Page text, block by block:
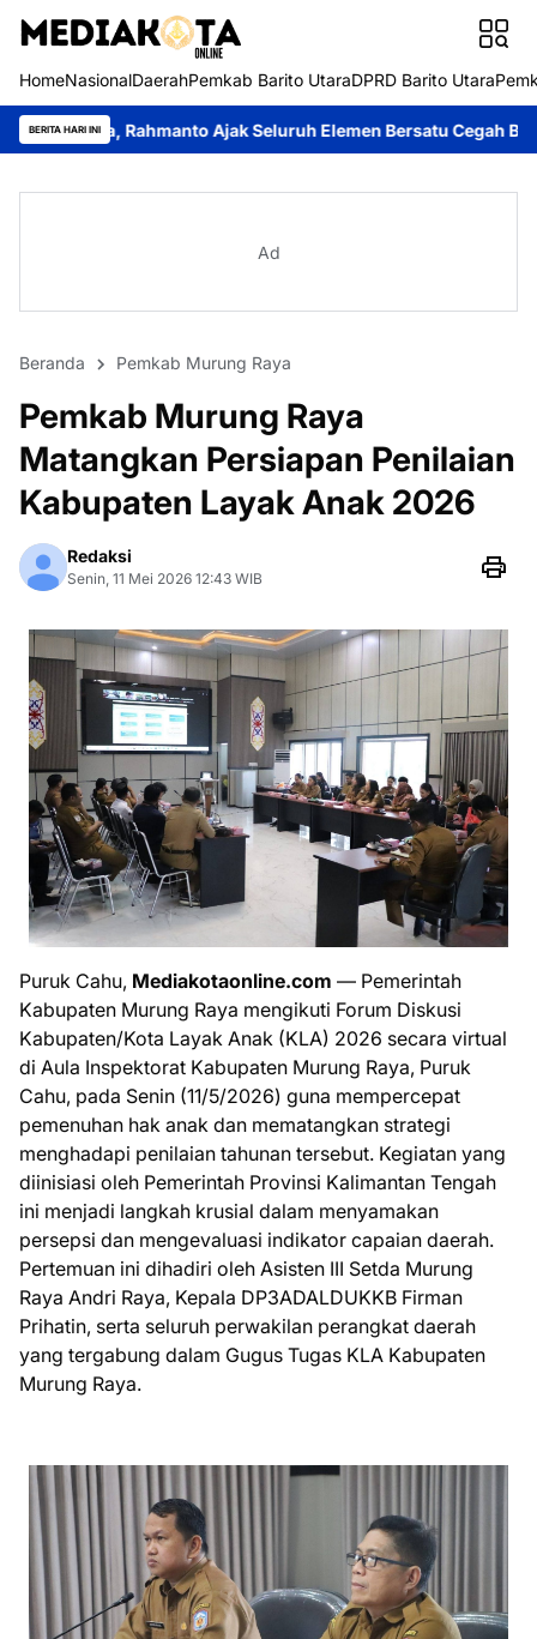
HomeNasionalDaerahPemkab Barito UtaraDPRD Barito Utara
BERITA HARI INI
Ajak Seluruh Elemen Bersatu Cegah Bencana Perkuat
Ad
Beranda Pemkab Murung Raya
Pemkab Murung Raya
Matangkan Persiapan Penilaian
Kabupaten Layak Anak 2026
Redaksi
Senin, 11 Mei 2026 12:43 WIB
Puruk Cahu, Mediakotaonline.com — ​Pemerintah
Kabupaten Murung Raya mengikuti Forum Diskusi
Kabupaten/Kota Layak Anak (KLA) 2026 secara virtual
di Aula Inspektorat Kabupaten Murung Raya, Puruk
Cahu, pada Senin (11/5/2026) guna mempercepat
pemenuhan hak anak dan mematangkan strategi
menghadapi penilaian tahunan tersebut. Kegiatan yang
diinisiasi oleh Pemerintah Provinsi Kalimantan Tengah
ini menjadi langkah krusial dalam menyamakan
persepsi dan mengevaluasi indikator capaian daerah.
Pertemuan ini dihadiri oleh Asisten III Setda Murung
Raya Andri Raya, Kepala DP3ADALDUKKB Firman
Prihatin, serta seluruh perwakilan perangkat daerah
yang tergabung dalam Gugus Tugas KLA Kabupaten
Murung Raya.